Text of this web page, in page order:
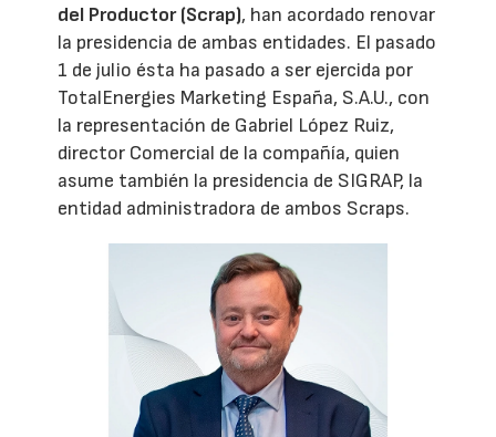
del Productor (Scrap), han acordado renovar
la presidencia de ambas entidades. El pasado
1 de julio ésta ha pasado a ser ejercida por
TotalEnergies Marketing España, S.A.U., con
la representación de Gabriel López Ruiz,
director Comercial de la compañía, quien
asume también la presidencia de SIGRAP, la
entidad administradora de ambos Scraps.